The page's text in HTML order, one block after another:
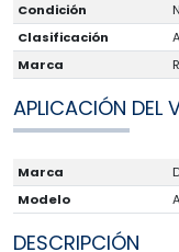
Condición
Clasificación
Marca
APLICACIÓN DEL
Marca
Modelo
DESCRIPCIÓN